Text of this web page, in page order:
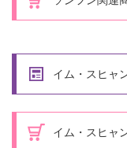
イム・スヒャ
イム・スヒャ